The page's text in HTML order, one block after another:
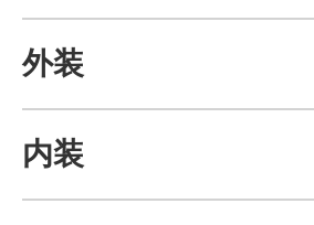
外装
内装